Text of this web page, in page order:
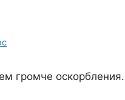
громче оскорбления.